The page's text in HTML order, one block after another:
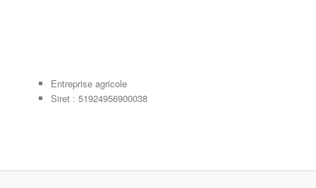
Entreprise agricole
Siret : 51924956900038